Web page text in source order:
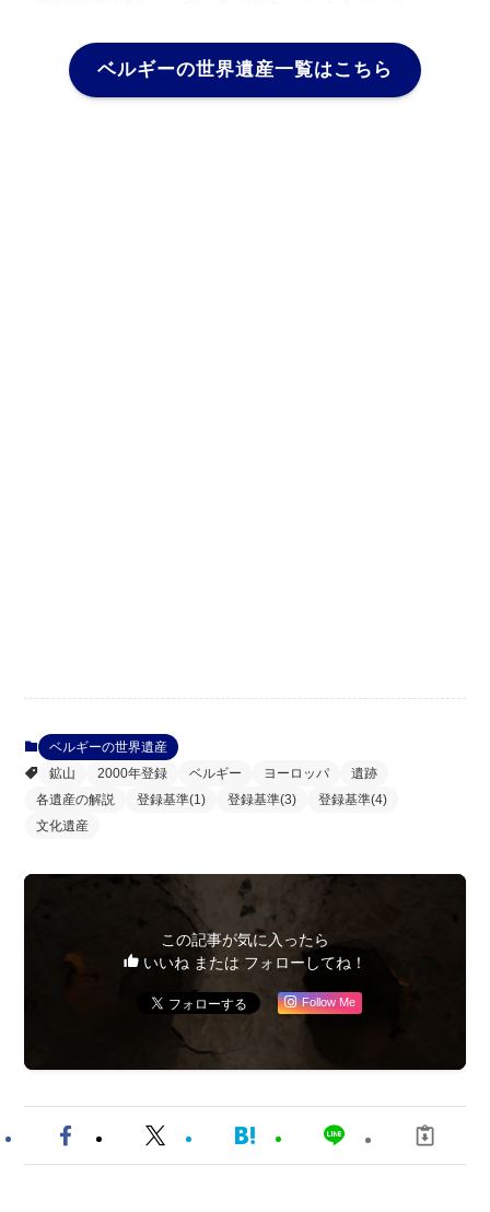
ベルギーの世界遺産一覧はこちら
ベルギーの世界遺産
鉱山
2000年登録 ベルギー ヨーロッパ
遺跡
各遺産の解説
登録基準(1) 登録基準(3)
登録基準(4)
文化遺産
この記事が気に入ったら
いいね または フォローしてね！
Follow Me